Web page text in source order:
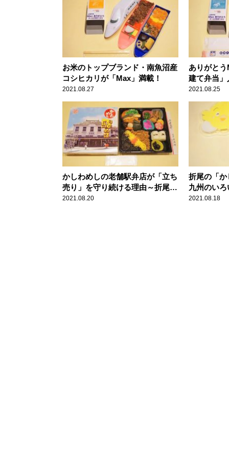
お米のトップブランド・南魚沼産
コシヒカリが「Max」満載！
2021.08.27
ありがと
建て弁当
2021.08.25
かしわめしの老舗駅弁店が「立ち
売り」を守り続ける理由～折尾駅
弁・東筑軒
2021.08.20
折尾の「
九州のい
か？
2021.08.18